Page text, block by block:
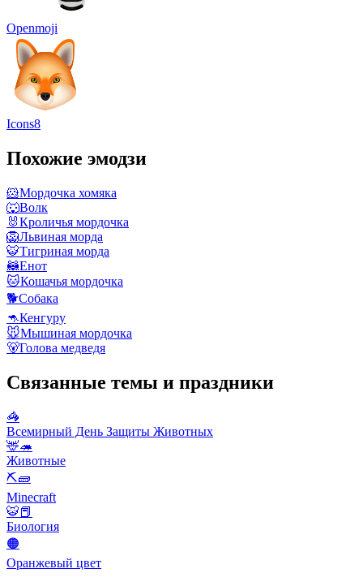
Openmoji
Icons8
Похожие эмодзи
🐹Мордочка хомяка
🐺Волк
🐰Кроличья мордочка
🦁Львиная морда
🐯Тигриная морда
🦝Енот
🐱Кошачья мордочка
🐕Собака
🦘Кенгуру
🐭Мышиная мордочка
🐻Голова медведя
Связанные темы и праздники
🦓
Всемирный День Защиты Животных
🦌🦔
Животные
⛏🧱
Minecraft
🐯📕
Биология
🟠
Оранжевый цвет